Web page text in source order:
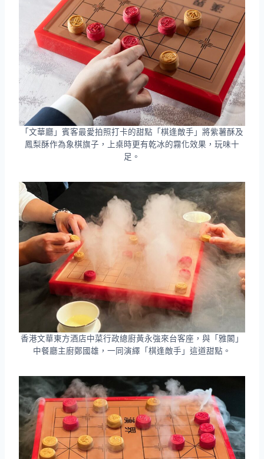
「文華廳」賓客最愛拍照打卡的甜點「棋逢敵手」將紫薯酥及
鳳梨酥作為象棋旗子，上桌時更有乾冰的霧化效果，玩味十
足。
香港文華東方酒店中菜行政總廚黃永強來台客座，與「雅閣」
中餐廳主廚鄭國雄，一同演繹「棋逢敵手」這道甜點。